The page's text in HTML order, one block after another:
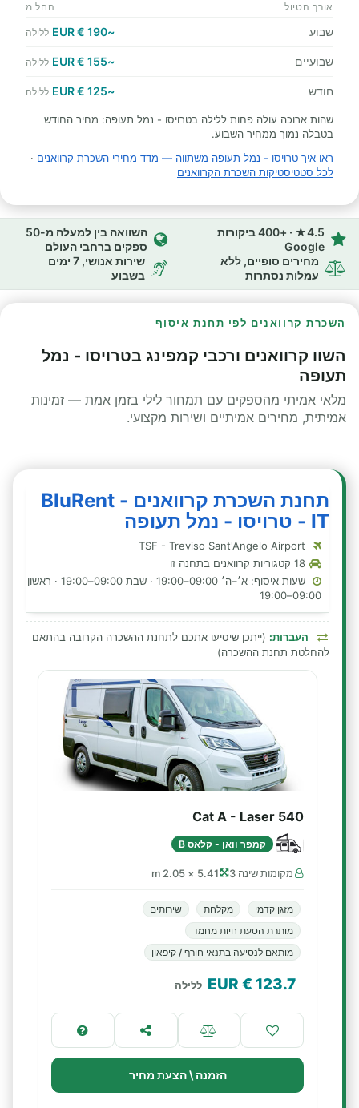
אורך הטיול החל מ
שבוע ~190 € EUR ללילה
שבועיים ~155 € EUR ללילה
חודש ~125 € EUR ללילה
שהות ארוכה עולה פחות ללילה בטרויסו - נמל תעופה: מחיר החודש
בטבלה נמוך ממחיר השבוע.
ראו איך טרויסו - נמל תעופה משתווה — מדד מחירי השכרת קרוואנים ·
לכל סטטיסטיקות השכרת הקרוואנים
4.5★ · +400 ביקורות
Google
השוואה בין למעלה מ-50
ספקים ברחבי העולם
מחירים סופיים, ללא
עמלות נסתרות
שירות אנושי, 7 ימים
בשבוע
השכרת קרוואנים לפי תחנת איסוף
השוו קרוואנים ורכבי קמפינג בטרויסו - נמל
תעופה
מלאי אמיתי מהספקים עם תמחור לילי בזמן אמת — זמינות
אמיתית, מחירים אמיתיים ושירות מקצועי.
תחנת השכרת קרוואנים - BluRent
IT - טרויסו - נמל תעופה
שעות איסוף: א׳–ה׳ 09:00–19:00 · שבת 09:00–19:00 · ראשון
09:00–19:00
העברות: (ייתכן שיסיעו אתכם לתחנת ההשכרה הקרובה בהתאם
להחלטת תחנת ההשכרה)
Cat A - Laser 540
קמפר וואן - קלאס B
מקומות שינה 3 5.41 × 2.05 m
מזגן קדמי מקלחת
שירותים
מותרת הסעת חיות מחמד
מותאם לנסיעה בתנאי חורף / קיפאון
123.7
€ EUR ללילה
הזמנה \ הצעת מחיר